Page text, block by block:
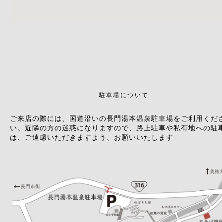
駐車場について
ご来店の際には、国道沿いの長門湯本温泉駐車場をご利用くだ
い。近隣の方の迷惑になりますので、路上駐車や私有地への駐
は、ご遠慮いただきますよう、お願いいたします